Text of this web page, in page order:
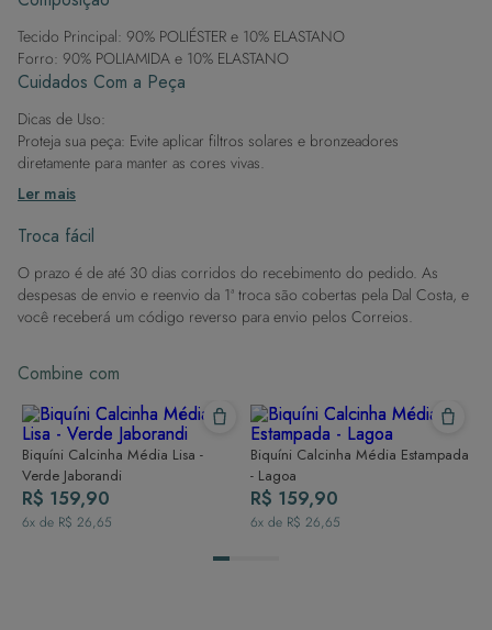
trabalhados conferem um toque de luxo e distinção.
Estilo Elegante: Com design exclusivo e detalhes
refinados, é a escolha ideal para mulheres que
buscam sofisticação e estilo incomparáveis na moda
praia.
Tecido Principal: 90% POLIÉSTER e 10% ELASTANO
Forro: 90% POLIAMIDA e 10% ELASTANO
Cuidados Com a Peça
Dicas de Uso:
Proteja sua peça: Evite aplicar filtros solares e bronzeadores
diretamente para manter as cores vivas.
Após a piscina: Lembre-se de que o cloro pode desgastar o tecido,
então enxague após sair da água.
Evite superfícies ásperas: Para manter a integridade do tecido, evite
Dicas de Lavagem:
Lave rapidamente: Assim que possível, lave separado de outras peças.
À mão e com cuidado: Use água fria e sabão neutro, evitando máquina
Secagem ideal: Não deixe de molho nem guarde úmido. Seque à
Para cores vibrantes: Lave as peças antes do primeiro uso e siga as
dicas acima para manter as cores radiantes.
Ler mais
Troca fácil
O prazo é de até 30 dias corridos do recebimento do pedido. As
despesas de envio e reenvio da 1ª troca são cobertas pela Dal Costa, e
você receberá um código reverso para envio pelos Correios.
Combine com
Biquíni Calcinha Média Lisa -
Verde Jaborandi
R$ 159,90
6x de R$ 26,65
Biquíni Calcinha Média Estampada
- Lagoa
R$ 159,90
6x de R$ 26,65